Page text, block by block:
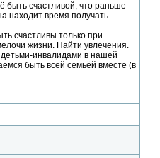
быть счастливой, что раньше
находит время получать
счастливы только при
жизни. Найти увлечения.
детьми-инвалидами в нашей
быть всей семьёй вместе (в